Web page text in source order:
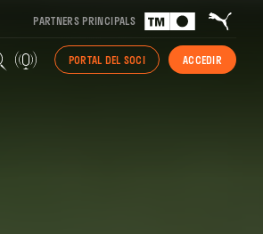
PARTNERS PRINCIPALS
PORTAL DEL SOCI ACCEDIR